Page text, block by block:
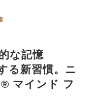
な記憶
る新習慣。ニ
マインド フ